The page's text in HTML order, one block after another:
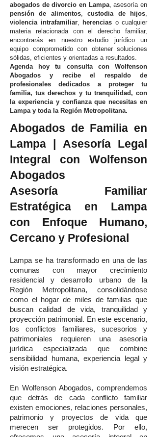
abogados de divorcio en Lampa, asesoría en
pensión de alimentos,custodia de hijos,
violencia intrafamiliar, herencias o cualquier
materia relacionada con el derecho familiar,
encontrarás en nuestro estudio jurídico un
equipo comprometido con obtener soluciones
sólidas, eficientes y orientadas a resultados.
Agenda hoy tu consulta con Wolfenson
Abogados y recibe el respaldo de
profesionales dedicados a proteger tu
familia, tus derechos y tu tranquilidad, con
la experiencia y confianza que necesitas en
Lampa y toda la Región Metropolitana.
Abogados de Familia en
Lampa | Asesoría Legal
Integral con Wolfenson
Abogados
Asesoría Familiar
Estratégica en Lampa
con Enfoque Humano,
Cercano y Profesional
Lampa se ha transformado en una de las
comunas con mayor crecimiento
residencial y desarrollo urbano de la
Región Metropolitana, consolidándose
como el hogar de miles de familias que
buscan calidad de vida, tranquilidad y
proyección patrimonial. En este escenario,
los conflictos familiares, sucesorios y
patrimoniales requieren una asesoría
jurídica especializada que combine
sensibilidad humana, experiencia legal y
visión estratégica.
En Wolfenson Abogados, comprendemos
que detrás de cada conflicto familiar
existen emociones, relaciones personales,
patrimonio y proyectos de vida que
merecen ser protegidos. Por ello,